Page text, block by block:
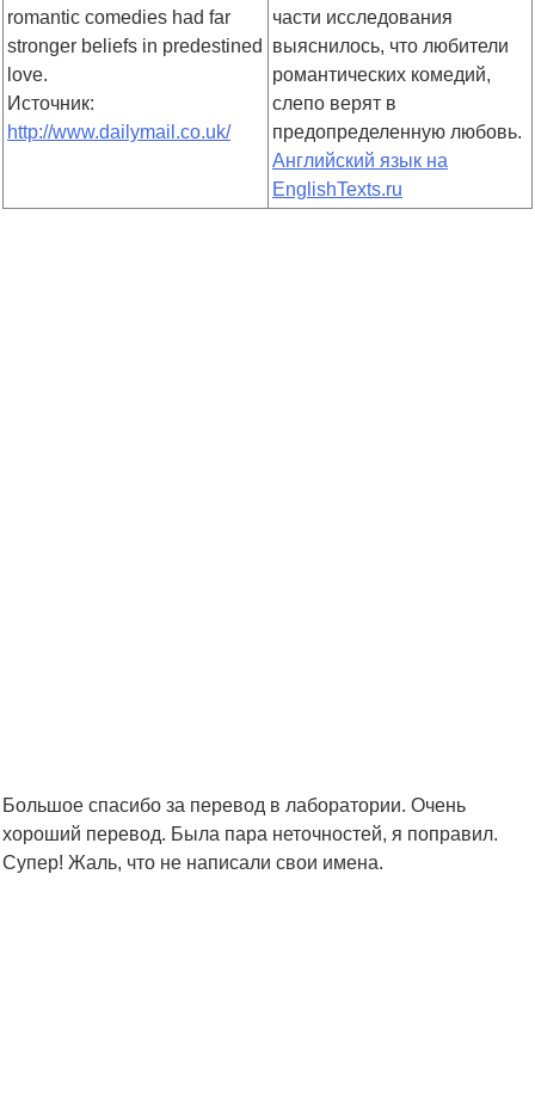
romantic comedies had far
stronger beliefs in predestined
love.
Источник:
http://www.dailymail.co.uk/
части исследования
выяснилось, что любители
романтических комедий,
слепо верят в
предопределенную любовь.
Английский язык на
EnglishTexts.ru
Большое спасибо за перевод в лаборатории. Очень
хороший перевод. Была пара неточностей, я поправил.
Супер! Жаль, что не написали свои имена.